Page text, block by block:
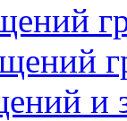
и